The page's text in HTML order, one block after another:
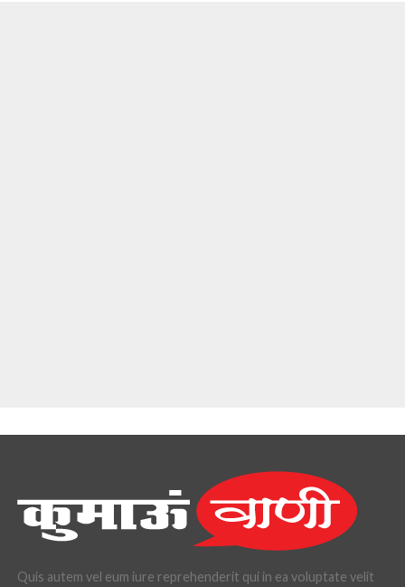
Quis autem vel eum iure reprehenderit qui in ea voluptate velit